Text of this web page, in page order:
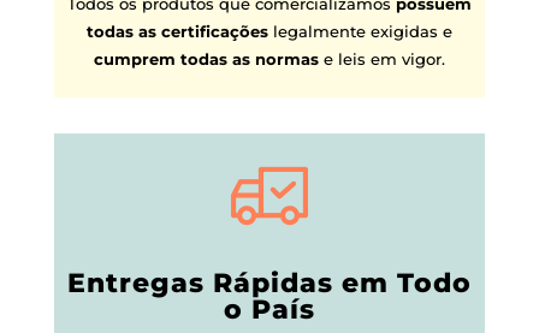
Todos os produtos que comercializamos possuem
todas as certificaçõeslegalmente exigidas e
cumprem todas as normase leis em vigor.
Entregas Rápidas em Todo
o País